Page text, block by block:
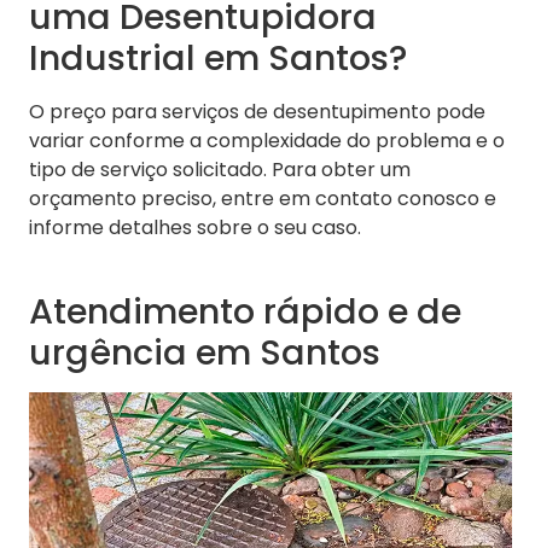
uma Desentupidora
Industrial em Santos?
O preço para serviços de desentupimento pode
variar conforme a complexidade do problema e o
tipo de serviço solicitado. Para obter um
orçamento preciso, entre em contato conosco e
informe detalhes sobre o seu caso.
Atendimento rápido e de
urgência em Santos